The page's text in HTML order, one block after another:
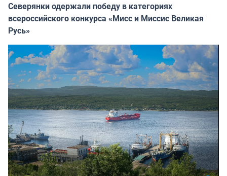
Северянки одержали победу в категориях
всероссийского конкурса «Мисс и Миссис Великая
Русь»